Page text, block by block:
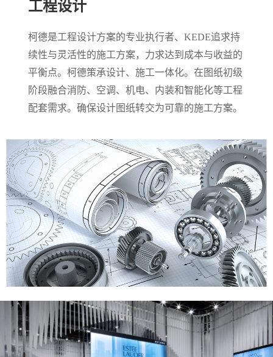
工程设计
柯德是工程设计方案的专业执行者、KEDE追求持
续性与灵活性的施工方案，力求达到成本与收益的
平衡点。柯德策承设计、施工一体化。在图纸初级
阶段融合消防、空调、机电、内装和智能化等工程
配套需求。确保设计图纸转交为可靠的施工方案。